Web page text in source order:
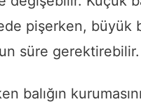
pişerken, büyük
süre gerektirebilir.
balığın kurumasını